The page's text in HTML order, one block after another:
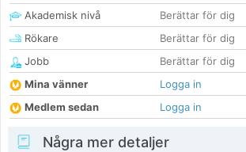
Akademisk nivå
Berättar för dig
Rökare
Berättar för dig
Jobb
Berättar för dig
Mina vänner
Logga in
Medlem sedan
Logga in
Några mer detaljer